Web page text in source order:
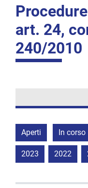
art. 24,
240/2010
Aperti In corso
2023 2022